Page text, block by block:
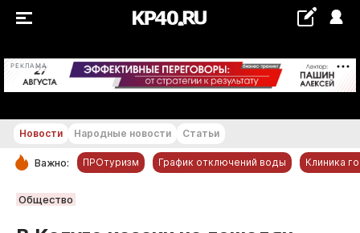
РЕКЛАМА +20...+21 °С
РУБРИКИ
Новости Народные новости Статьи
Важно: ПРОтуризм График отключений воды Клиника
Общество